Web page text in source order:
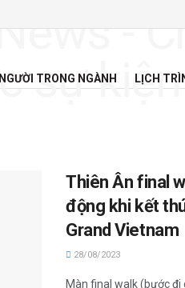
NGƯỜI TRONG NGÀNH LỊCH
Thiên Ân final
động khi kết
Grand Vietnam
28/08/2023
Màn final walk (bước